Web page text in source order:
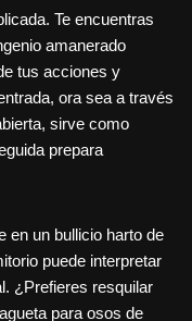
Te encuentras
amanerado
tus acciones y
ora sea a través
sirve como
prepara
en un bullicio harto de
puede interpretar
¿Prefieres resquilar
para osos de